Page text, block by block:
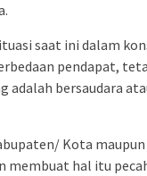
saat ini dalam
pendapat,
adalah bersaudara
Kota
membuat hal itu